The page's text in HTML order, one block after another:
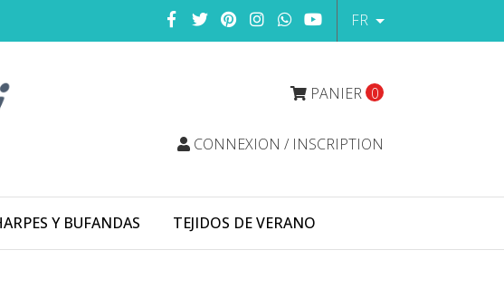
FR
PANIER 0
CONNEXION / INSCRIPTION
Y BUFANDAS TEJIDOS DE VERANO